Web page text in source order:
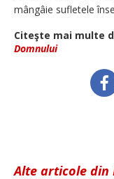
mângâie sufletele
Citeşte mai multe
Domnului
Alte articole din